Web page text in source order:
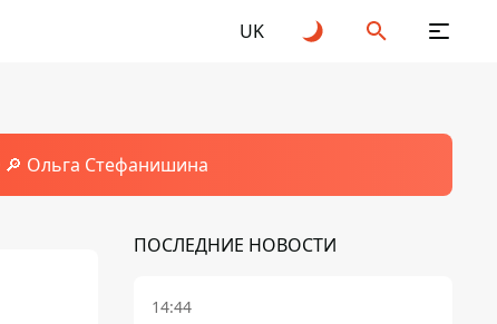
UK
🔎 Ольга Стефанишина
ПОСЛЕДНИЕ НОВОСТИ
14:44